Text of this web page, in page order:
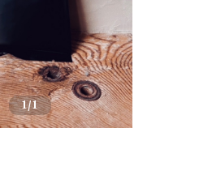
1/1